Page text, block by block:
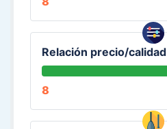
Relación precio/calidad
8